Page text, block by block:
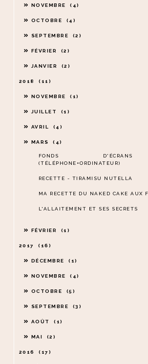
NOVEMBRE 4
OCTOBRE 4
SEPTEMBRE 2
FÉVRIER 2
JANVIER 2
2018 11
NOVEMBRE 1
JUILLET 1
AVRIL 4
MARS 4
FONDS
(TÉLÉPHONE+ORDINATEUR)
RECETTE - TIRAMISU NUTELLA
MA RECETTE DU NAKED CAKE AUX
L'ALLAITEMENT ET SES SECRETS
FÉVRIER 1
2017 16
DÉCEMBRE 1
NOVEMBRE 4
OCTOBRE 5
SEPTEMBRE 3
AOÛT 1
MAI 2
2016 17